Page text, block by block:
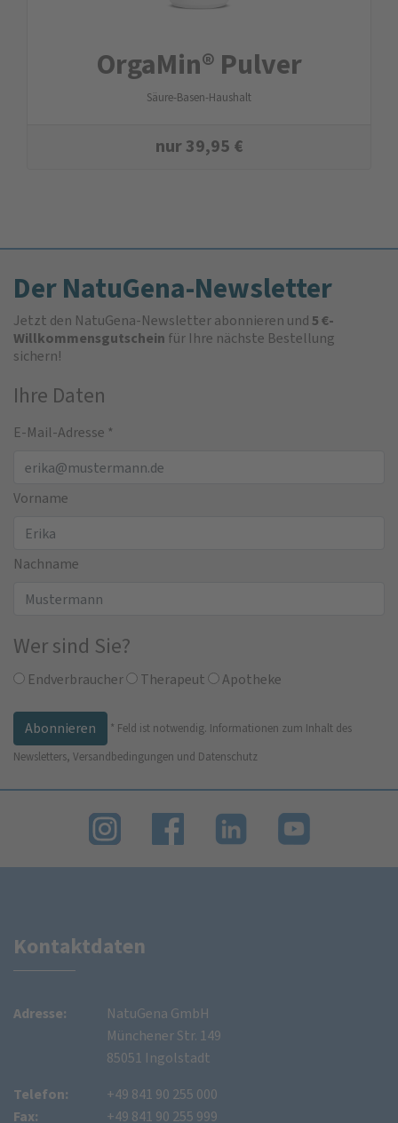
OrgaMin® Pulver
Säure-Basen-Haushalt
nur39,95 €
Der NatuGena-Newsletter
Jetzt den NatuGena-Newsletter abonnieren und5 €-
Willkommensgutschein für Ihre nächste Bestellung
sichern!
Ihre Daten
E-Mail-Adresse *
Vorname
Nachname
Wer sind Sie?
Endverbraucher Therapeut Apotheke
* Feld ist notwendig. Informationen zum Inhalt des
Newsletters, Versandbedingungen und Datenschutz
Kontaktdaten
Adresse:
NatuGena GmbH
Münchener Str. 149
85051 Ingolstadt
Telefon:
Fax:
+49 841 90 255 000
+49 841 90 255 999